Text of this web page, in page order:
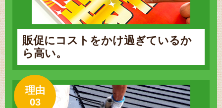
販促にコストをかけ過ぎているか
ら高い。
理由
03